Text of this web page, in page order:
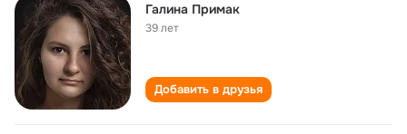
Галина Примак
39 лет
Добавить в друзья